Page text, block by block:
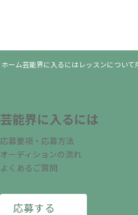
ホーム芸能界に入るには レッスンについて
芸能界に入るには
応募要項・応募方法
オーディションの流れ
よくあるご質問
応募する